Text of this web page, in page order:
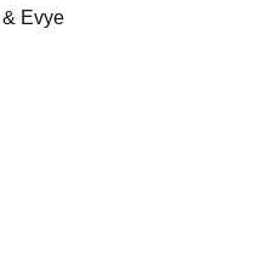
Evye